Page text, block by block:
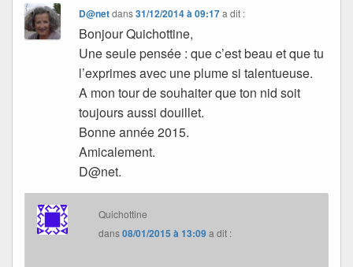
D@netdans31/12/2014 à 09:17 a dit :
Bonjour Quichottine,
Une seule pensée : que c’est beau et que tu
l’exprimes avec une plume si talentueuse.
A mon tour de souhaiter que ton nid soit
toujours aussi douillet.
Bonne année 2015.
Amicalement.
D@net.
Quichottine
dans08/01/2015 à 13:09a dit :